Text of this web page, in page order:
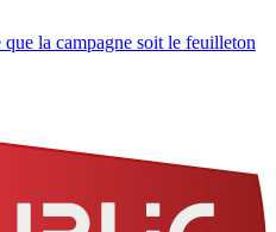
la campagne soit le feuilleton